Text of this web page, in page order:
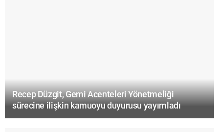
Recep Düzgit, Gemi Acenteleri Yönetmeliği
sürecine ilişkin kamuoyu duyurusu yayımladı